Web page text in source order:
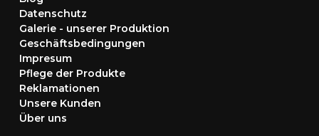
Datenschutz
Galerie - unserer Produktion
Geschäftsbedingungen
Impresum
Pflege der Produkte
Reklamationen
Unsere Kunden
Über uns